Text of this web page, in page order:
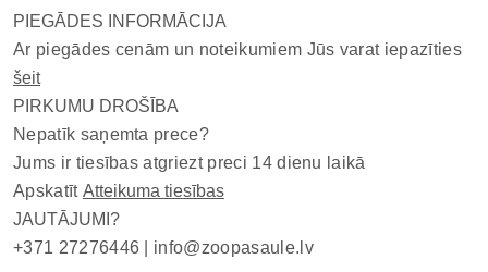
PIEGĀDES INFORMĀCIJA
Ar piegādes cenām un noteikumiem Jūs varat iepazīties
šeit
PIRKUMU DROŠĪBA
Nepatīk saņemta prece?
Jums ir tiesības atgriezt preci 14 dienu laikā
Apskatīt Atteikuma tiesības
JAUTĀJUMI?
+371 27276446 | info@zoopasaule.lv